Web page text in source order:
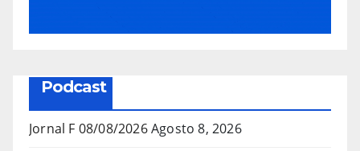
Podcast
Jornal F 08/08/2026Agosto 8, 2026